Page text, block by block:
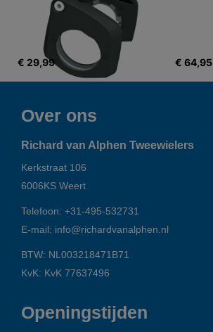
€ 29,99 € 64,95
Over ons
Richard van Alphen Tweewielers
Kerkstraat 106
6006KS Weert
Telefoon: +31-495-532731
E-mail: info@richardvanalphen.nl
BTW: NL003218471B71
KvK: KvK 77637496
Openingstijden